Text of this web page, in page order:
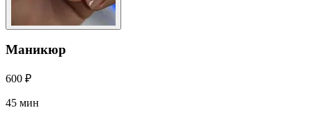
Маникюр
600 ₽
45 мин